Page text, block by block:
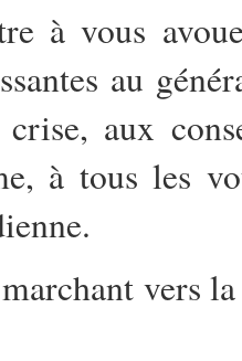
à vous
au
aux
à tous les
vers